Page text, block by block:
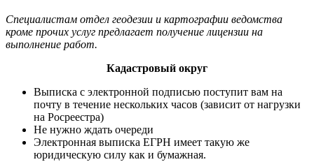
Специалистам отдел геодезии и картографии ведомства
кроме прочих услуг предлагает получение лицензии на
выполнение работ.
Кадастровый округ
Выписка с электронной подписью поступит вам на
почту в течение нескольких часов (зависит от нагрузки
на Росреестра)
Не нужно ждать очереди
Электронная выписка ЕГРН имеет такую же
юридическую силу как и бумажная.